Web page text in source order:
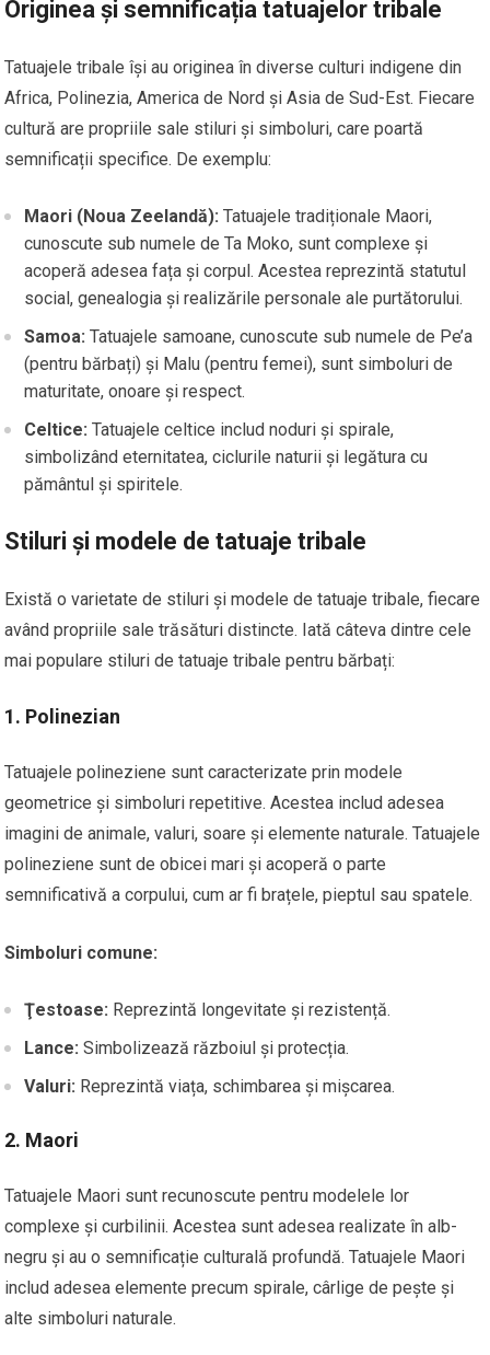
Originea și semnificația tatuajelor tribale
Tatuajele tribale își au originea în diverse culturi indigene din
Africa, Polinezia, America de Nord și Asia de Sud-Est. Fiecare
cultură are propriile sale stiluri și simboluri, care poartă
semnificații specifice. De exemplu:
Maori (Noua Zeelandă): Tatuajele tradiționale Maori,
cunoscute sub numele de Ta Moko, sunt complexe și
acoperă adesea fața și corpul. Acestea reprezintă statutul
social, genealogia și realizările personale ale purtătorului.
Samoa: Tatuajele samoane, cunoscute sub numele de Pe’a
(pentru bărbați) și Malu (pentru femei), sunt simboluri de
maturitate, onoare și respect.
Celtice: Tatuajele celtice includ noduri și spirale,
simbolizând eternitatea, ciclurile naturii și legătura cu
pământul și spiritele.
Stiluri și modele de tatuaje tribale
Există o varietate de stiluri și modele de tatuaje tribale, fiecare
având propriile sale trăsături distincte. Iată câteva dintre cele
mai populare stiluri de tatuaje tribale pentru bărbați:
1. Polinezian
Tatuajele polineziene sunt caracterizate prin modele
geometrice și simboluri repetitive. Acestea includ adesea
imagini de animale, valuri, soare și elemente naturale. Tatuajele
polineziene sunt de obicei mari și acoperă o parte
semnificativă a corpului, cum ar fi brațele, pieptul sau spatele.
Simboluri comune:
Ţestoase: Reprezintă longevitate și rezistență.
Lance: Simbolizează războiul și protecția.
Valuri: Reprezintă viața, schimbarea și mișcarea.
2. Maori
Tatuajele Maori sunt recunoscute pentru modelele lor
complexe și curbilinii. Acestea sunt adesea realizate în alb-
negru și au o semnificație culturală profundă. Tatuajele Maori
includ adesea elemente precum spirale, cârlige de pește și
alte simboluri naturale.